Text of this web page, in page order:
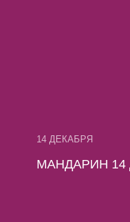
14 ДЕКАБРЯ
МАНДАРИН 14